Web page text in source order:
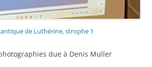
de Luthérine, strophe 1
due à Denis Muller